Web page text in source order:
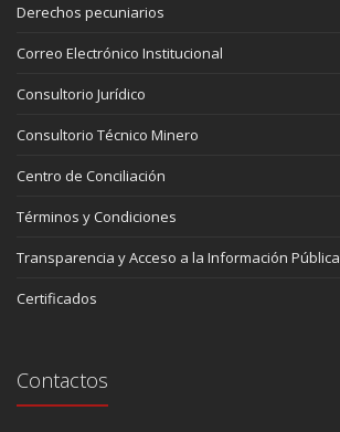
Derechos pecuniarios
Correo Electrónico Institucional
Consultorio Jurídico
Consultorio Técnico Minero
Centro de Conciliación
Términos y Condiciones
Transparencia y Acceso a la Información Pública
Certificados
Contactos